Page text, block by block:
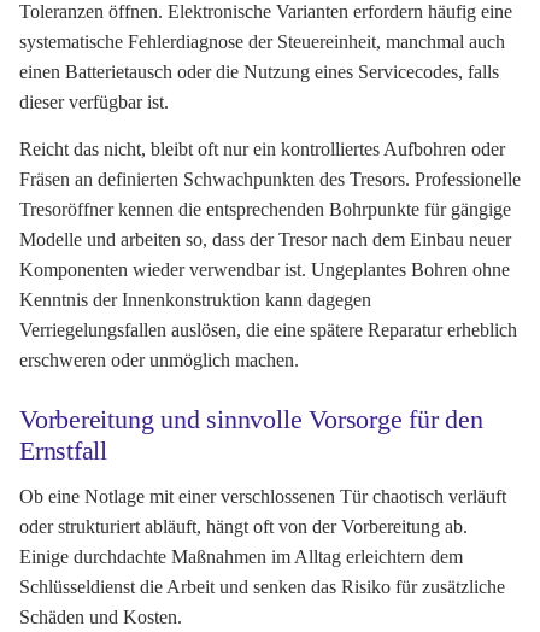
Toleranzen öffnen. Elektronische Varianten erfordern häufig eine
systematische Fehlerdiagnose der Steuereinheit, manchmal auch
einen Batterietausch oder die Nutzung eines Servicecodes, falls
dieser verfügbar ist.
Reicht das nicht, bleibt oft nur ein kontrolliertes Aufbohren oder
Fräsen an definierten Schwachpunkten des Tresors. Professionelle
Tresoröffner kennen die entsprechenden Bohrpunkte für gängige
Modelle und arbeiten so, dass der Tresor nach dem Einbau neuer
Komponenten wieder verwendbar ist. Ungeplantes Bohren ohne
Kenntnis der Innenkonstruktion kann dagegen
Verriegelungsfallen auslösen, die eine spätere Reparatur erheblich
erschweren oder unmöglich machen.
Vorbereitung und sinnvolle Vorsorge für den
Ernstfall
Ob eine Notlage mit einer verschlossenen Tür chaotisch verläuft
oder strukturiert abläuft, hängt oft von der Vorbereitung ab.
Einige durchdachte Maßnahmen im Alltag erleichtern dem
Schlüsseldienst die Arbeit und senken das Risiko für zusätzliche
Schäden und Kosten.